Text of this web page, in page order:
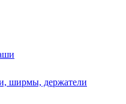
ширмы, держатели